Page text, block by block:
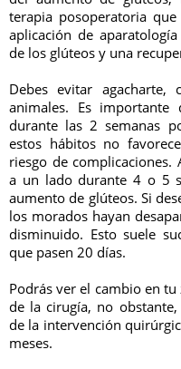
terapia posoperatoria
aplicación de
de los glúteos y una
Debes evitar agacharte,
animales. Es
durante las 2 semanas
estos hábitos no
riesgo de complicaciones.
a un lado durante 4 o 5
aumento de glúteos. Si
los morados hayan
disminuido. Esto suele
que pasen 20 días.
Podrás ver el cambio en
de la cirugía, no
de la intervención
meses.